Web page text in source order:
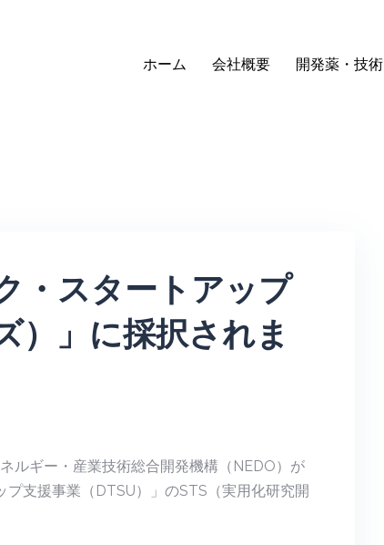
ホーム 会社概要 開発薬・技術
・スタートアップ
）」に採択されま
ルギー・産業技術総合開発機構（NEDO）が
支援事業（DTSU）」のSTS（実用化研究開